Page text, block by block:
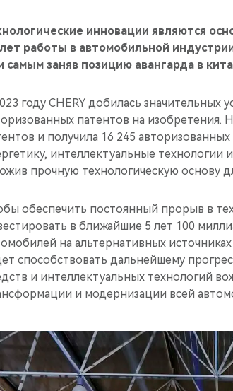
инновации являются
работы в автомобильной
самым заняв позицию авангарда в
году CHERY добилась значительных
патентов на изобретения.
и получила 16 245
интеллектуальные
прочную технологическую основу
обеспечить постоянный прорыв в
в ближайшие 5 лет 100
на альтернативных
способствовать дальнейшему
и интеллектуальных технологий
и модернизации всей